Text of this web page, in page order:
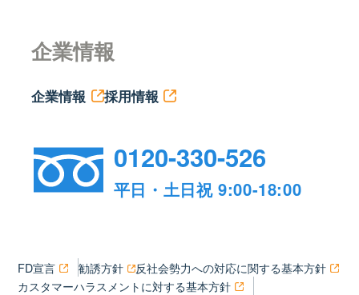
企業情報
企業情報 採用情報
0120-330-526
平日・土日祝 9:00-18:00
FD宣言 勧誘方針
反社会勢力への対応に関する基本方針
カスタマーハラスメントに対する基本方針